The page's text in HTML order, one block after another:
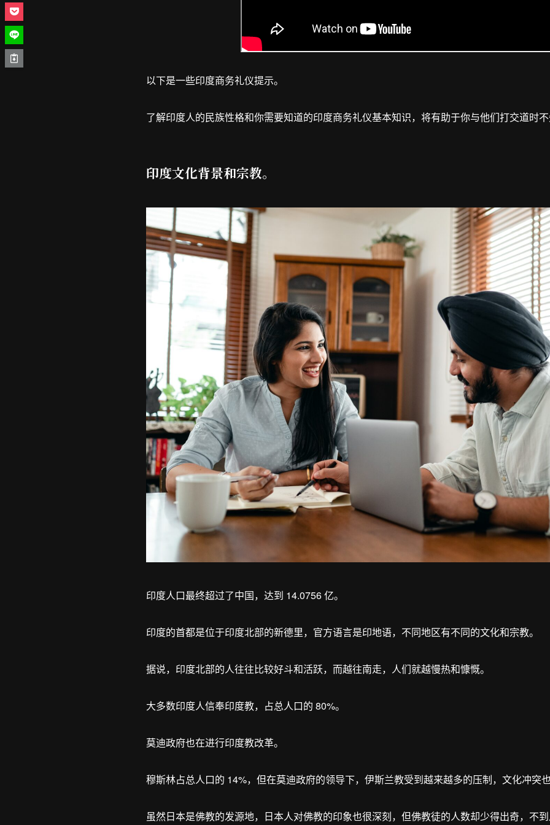
以下是一些印度商务礼仪提示。
了解印度人的民族性格和你需要知道的印度商务礼仪基本知识，将有助于你与他们打交道时
印度文化背景和宗教。
印度人口最终超过了中国，达到 14.0756 亿。
印度的首都是位于印度北部的新德里，官方语言是印地语，不同地区有不同的文化和宗教。
据说，印度北部的人往往比较好斗和活跃，而越往南走，人们就越慢热和慷慨。
大多数印度人信奉印度教，占总人口的 80%。
莫迪政府也在进行印度教改革。
穆斯林占总人口的 14%，但在莫迪政府的领导下，伊斯兰教受到越来越多的压制，文化冲突
虽然日本是佛教的发源地，日本人对佛教的印象也很深刻，但佛教徒的人数却少得出奇，不